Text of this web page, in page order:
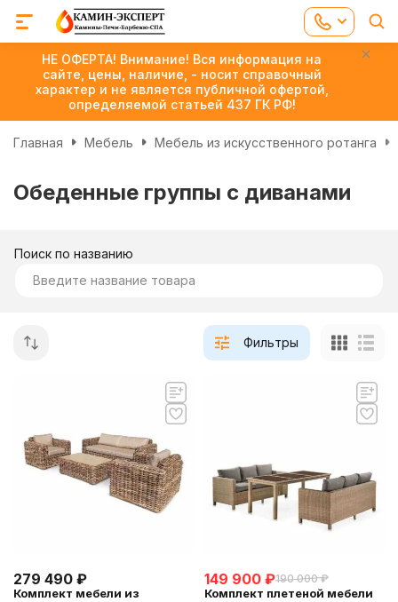
НЕ ОФЕРТА! Внимание! Вся информация на
сайте, цены, наличие, - носит справочный
характер и не является публичной офертой,
определяемой статьей 437 ГК РФ!
Главная Мебель Мебель из искусственного ротанга
Обеденные группы с диванами
Поиск по названию
Фильтры
279 490 ₽
Комплект мебели из
149 900 ₽190 000 ₽
Комплект плетеной мебели